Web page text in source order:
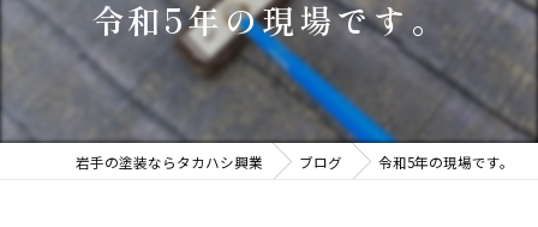
令和5年の現場です。
岩手の塗装ならタカハシ興業 ブログ 令和5年の現場です。